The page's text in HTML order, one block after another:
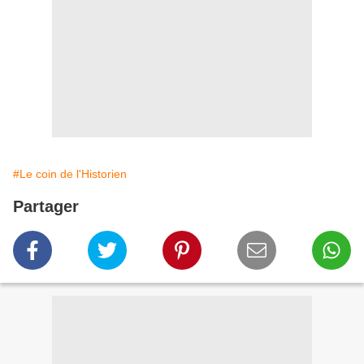
#Le coin de l'Historien
Partager